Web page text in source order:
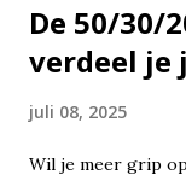
De 50/30/
verdeel je
juli 08, 2025
Wil je meer grip